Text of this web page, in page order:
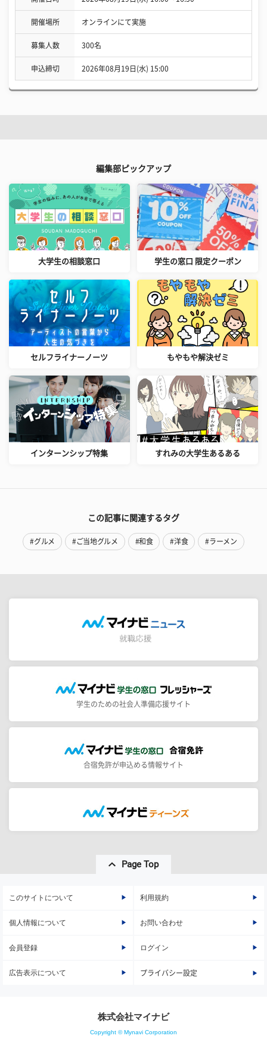
開催場所 オンラインにて実施
募集人数 300名
申込締切 2026年08月19日(水) 15:00
編集部ピックアップ
大学生の相談窓口 学生の窓口 限定クーポン
セルフライナーノーツ もやもや解決ゼミ
インターンシップ特集 すれみの大学生あるある
この記事に関連するタグ
#グルメ #ご当地グルメ #和食 #洋食 #ラーメン
学生のための社会人準備応援サイト
合宿免許が申込める情報サイト
Page Top
このサイトについて 利用規約
個人情報について お問い合わせ
会員登録 ログイン
広告表示について プライバシー設定
株式会社マイナビ
Copyright © Mynavi Corporation